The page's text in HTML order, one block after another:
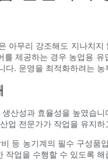
아무리 강조해도 지나치
제공하는 경우 농업용
. 운영을 최적화하려는
산성과 효율성을 높였습
업 전문가가 작업을 유지
등 농기계의 필수 구성
작업을 수행할 수 있도록 해